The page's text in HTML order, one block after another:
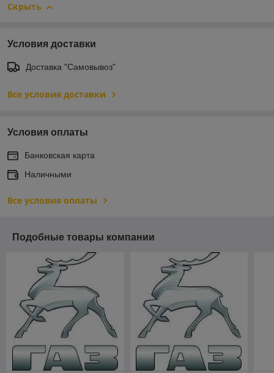
Скрыть
Условия доставки
Доставка "Самовывоз"
Все условия доставки
Условия оплаты
Банковская карта
Наличными
Все условия оплаты
Подобные товары компании